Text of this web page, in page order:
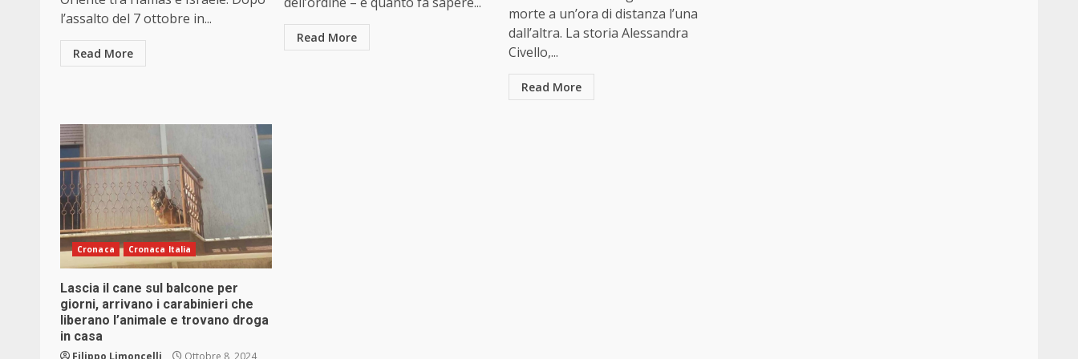
l’assalto del 7 ottobre in...
Read More
Read More
morte a un’ora di distanza l’una
dall’altra. La storia Alessandra
Civello,...
Read More
Cronaca Cronaca Italia
Lascia il cane sul balcone per
giorni, arrivano i carabinieri che
liberano l’animale e trovano droga
in casa